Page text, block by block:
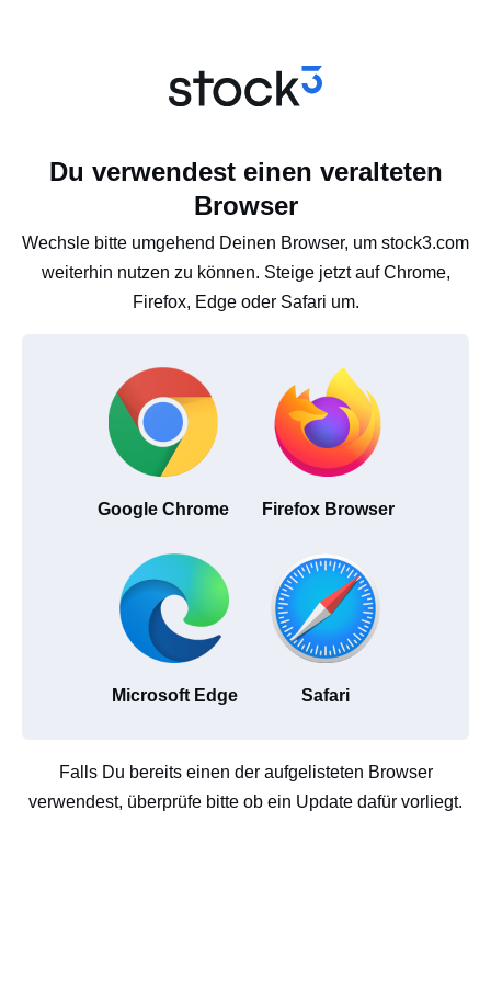
Du verwendest einen veralteten
Browser
Wechsle bitte umgehend Deinen Browser, um stock3.com
weiterhin nutzen zu können. Steige jetzt auf Chrome,
Firefox, Edge oder Safari um.
Google Chrome Firefox Browser
Microsoft Edge Safari
Falls Du bereits einen der aufgelisteten Browser
verwendest, überprüfe bitte ob ein Update dafür vorliegt.